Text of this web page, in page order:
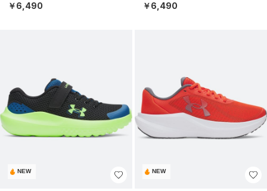
￥6,490 ￥6,490
NEW NEW